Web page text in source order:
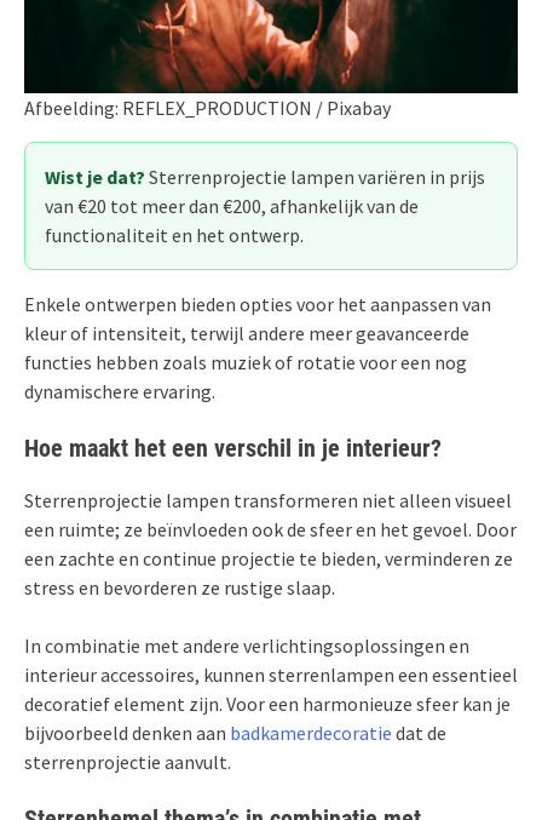
Afbeelding: REFLEX_PRODUCTION / Pixabay
Wist je dat? Sterrenprojectie lampen variëren in prijs
van €20 tot meer dan €200, afhankelijk van de
functionaliteit en het ontwerp.
Enkele ontwerpen bieden opties voor het aanpassen van
kleur of intensiteit, terwijl andere meer geavanceerde
functies hebben zoals muziek of rotatie voor een nog
dynamischere ervaring.
Hoe maakt het een verschil in je interieur?
Sterrenprojectie lampen transformeren niet alleen visueel
een ruimte; ze beïnvloeden ook de sfeer en het gevoel. Door
een zachte en continue projectie te bieden, verminderen ze
stress en bevorderen ze rustige slaap.
In combinatie met andere verlichtingsoplossingen en
interieur accessoires, kunnen sterrenlampen een essentieel
decoratief element zijn. Voor een harmonieuze sfeer kan je
bijvoorbeeld denken aan badkamerdecoratie dat de
sterrenprojectie aanvult.